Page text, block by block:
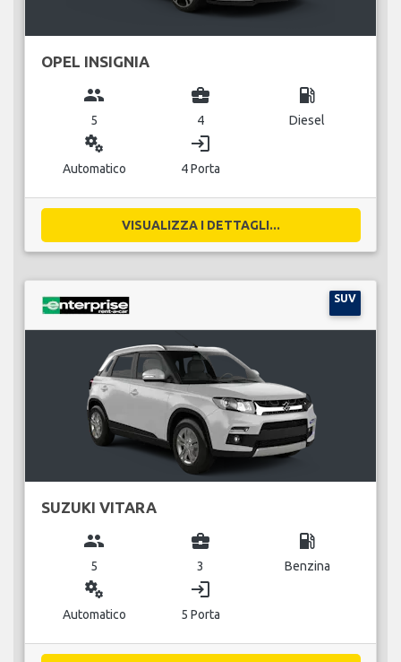
OPEL INSIGNIA
group
5
business_center
4
local_gas_station
Diesel
miscellaneous_services
Automatico
login
4 Porta
VISUALIZZA I DETTAGLI...
SUV
SUZUKI VITARA
group
5
business_center
3
local_gas_station
Benzina
miscellaneous_services
Automatico
login
5 Porta